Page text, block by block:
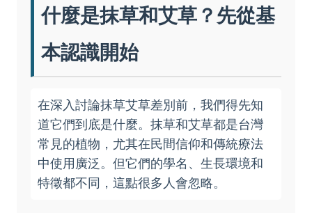
什麼是抹草和艾草？先從基
本認識開始
在深入討論抹草艾草差別前，我們得先知
道它們到底是什麼。抹草和艾草都是台灣
常見的植物，尤其在民間信仰和傳統療法
中使用廣泛。但它們的學名、生長環境和
特徵都不同，這點很多人會忽略。